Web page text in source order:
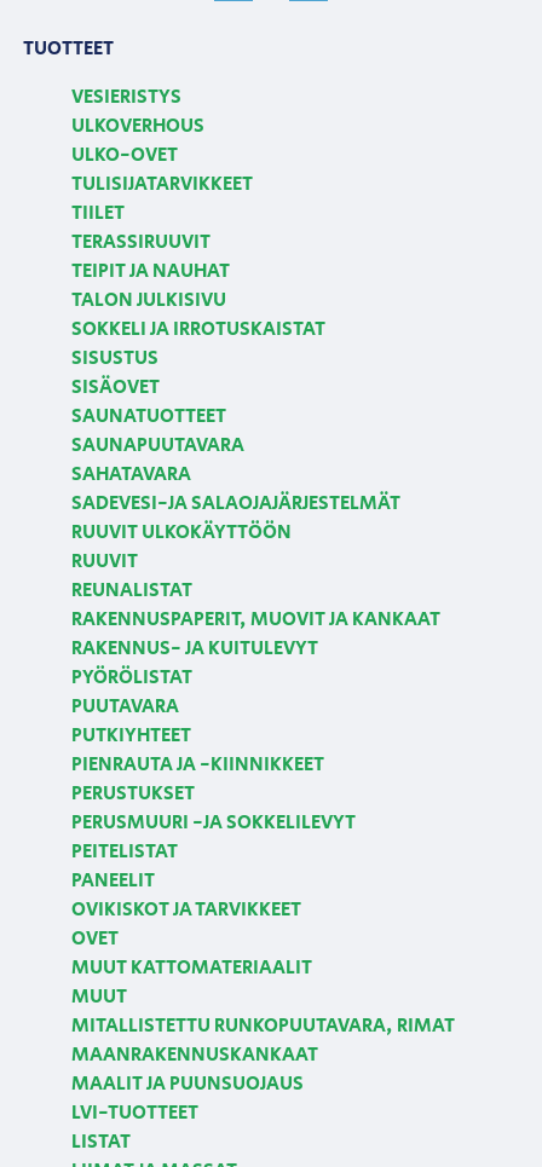
TUOTTEET
VESIERISTYS
ULKOVERHOUS
ULKO-OVET
TULISIJATARVIKKEET
TIILET
TERASSIRUUVIT
TEIPIT JA NAUHAT
TALON JULKISIVU
SOKKELI JA IRROTUSKAISTAT
SISUSTUS
SISÄOVET
SAUNATUOTTEET
SAUNAPUUTAVARA
SAHATAVARA
SADEVESI-JA SALAOJAJÄRJESTELMÄT
RUUVIT ULKOKÄYTTÖÖN
RUUVIT
REUNALISTAT
RAKENNUSPAPERIT, MUOVIT JA KANKAAT
RAKENNUS- JA KUITULEVYT
PYÖRÖLISTAT
PUUTAVARA
PUTKIYHTEET
PIENRAUTA JA -KIINNIKKEET
PERUSTUKSET
PERUSMUURI -JA SOKKELILEVYT
PEITELISTAT
PANEELIT
OVIKISKOT JA TARVIKKEET
OVET
MUUT KATTOMATERIAALIT
MUUT
MITALLISTETTU RUNKOPUUTAVARA, RIMAT
MAANRAKENNUSKANKAAT
MAALIT JA PUUNSUOJAUS
LVI-TUOTTEET
LISTAT